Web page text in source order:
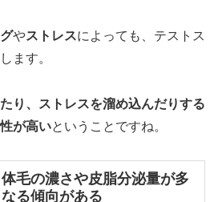
やストレスによっても、テストス
ます。
り、ストレスを溜め込んだりする
が高いということですね。
毛の濃さや皮脂分泌量が多
る傾向がある